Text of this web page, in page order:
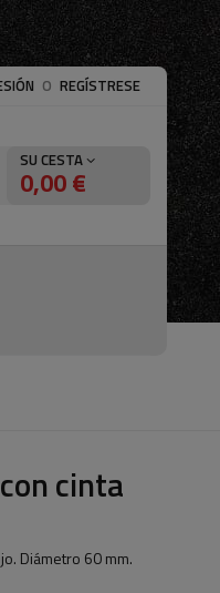
O REGÍSTRESE
SU CESTA
0,00 €
cinta
Diámetro 60 mm.